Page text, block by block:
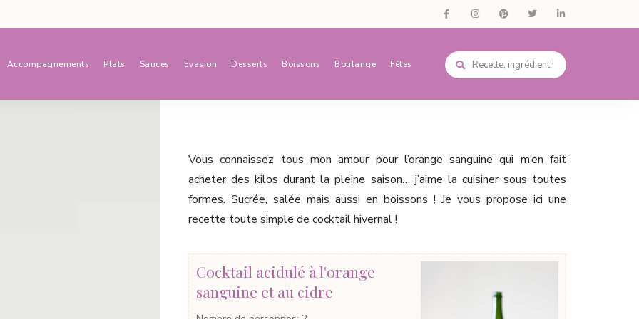
Accompagnements Plats Sauces Evasion Desserts Boissons Boulange Fêtes
Vous connaissez tous mon amour pour l’orange sanguine qui m’en fait
acheter des kilos durant la pleine saison… j’aime la cuisiner sous toutes
formes. Sucrée, salée mais aussi en boissons ! Je vous propose ici une
recette toute simple de cocktail hivernal !
Cocktail acidulé à l'orange
sanguine et au cidre